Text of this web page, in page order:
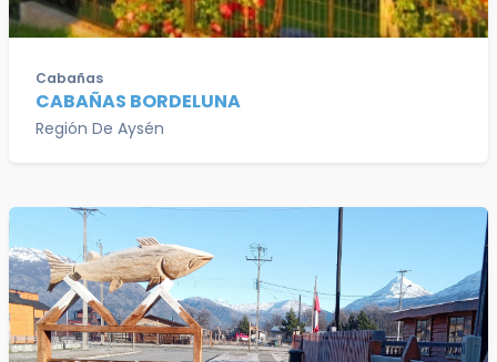
Cabañas
CABAÑAS BORDELUNA
Región De Aysén